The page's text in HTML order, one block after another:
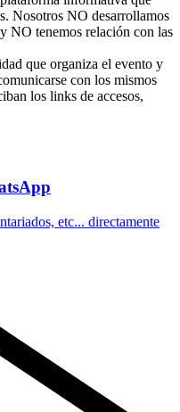
Nosotros NO desarrollamos
NO tenemos relación con las
que organiza el evento y
con los mismos
los links de accesos,
etc... directamente